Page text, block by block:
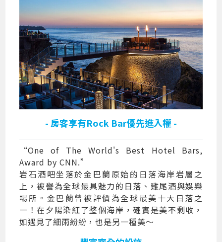
- 房客享有Rock Bar優先進入權 -
“One of The World's Best Hotel Bars,
Award by CNN.”
岩石酒吧坐落於金巴蘭原始的日落海岸岩層之
上，被譽為全球最具魅力的日落、雞尾酒與娛樂
場所。金巴蘭曾被評價為全球最美十大日落之
一！在夕陽染紅了整個海岸，確實是美不剩收，
如遇見了細雨紛紛，也是另一種美～